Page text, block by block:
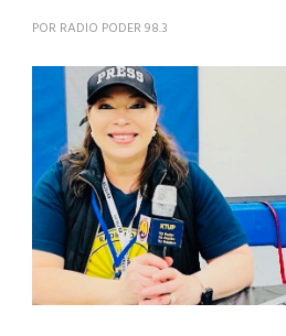
POR RADIO PODER 98.3